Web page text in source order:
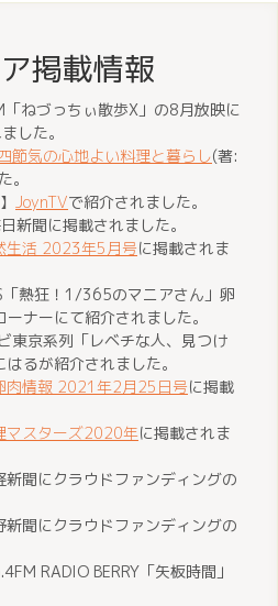
掲載情報
ねづっちぃ散歩X」の8月放映に
した。
節気の心地よい料理と暮らし(著:
。
JoynTVで紹介されました。
新聞に掲載されました。
生活 2023年5月号に掲載されま
「熱狂！1/365のマニアさん」卵
ナーにて紹介されました。
東京系列「レベチな人、見つけ
るが紹介されました。
肉情報 2021年2月25日号に掲載
マスターズ2020年に掲載されま
新聞にクラウドファンディングの
新聞にクラウドファンディングの
RADIO BERRY「矢板時間」